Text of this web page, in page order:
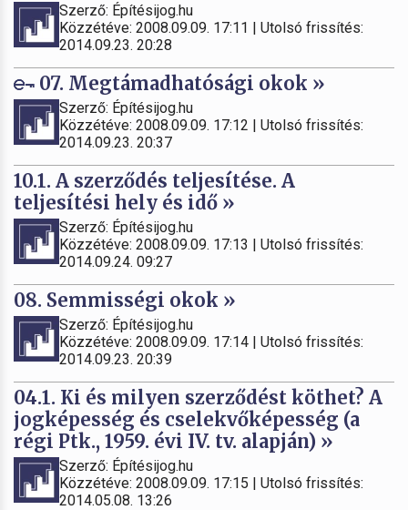
Szerző: Építésijog.hu
Közzétéve: 2008.09.09. 17:11 | Utolsó frissítés:
2014.09.23. 20:28
07. Megtámadhatósági okok »
Szerző: Építésijog.hu
Közzétéve: 2008.09.09. 17:12 | Utolsó frissítés:
2014.09.23. 20:37
10.1. A szerződés teljesítése. A
teljesítési hely és idő »
Szerző: Építésijog.hu
Közzétéve: 2008.09.09. 17:13 | Utolsó frissítés:
2014.09.24. 09:27
08. Semmisségi okok »
Szerző: Építésijog.hu
Közzétéve: 2008.09.09. 17:14 | Utolsó frissítés:
2014.09.23. 20:39
04.1. Ki és milyen szerződést köthet? A
jogképesség és cselekvőképesség (a
régi Ptk., 1959. évi IV. tv. alapján) »
Szerző: Építésijog.hu
Közzétéve: 2008.09.09. 17:15 | Utolsó frissítés:
2014.05.08. 13:26